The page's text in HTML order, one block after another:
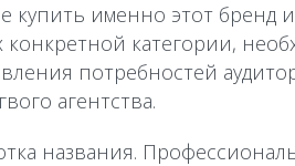
купить именно этот бренд
категории,
потребностей
агентства.
названия.